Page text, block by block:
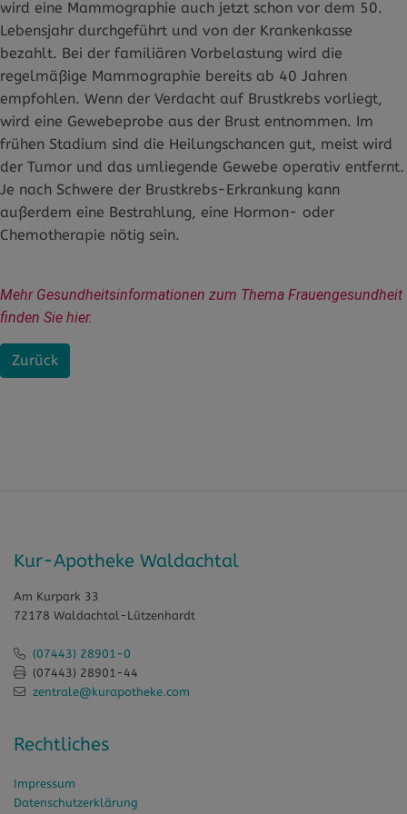
Zurück
wird eine Mammographie auch jetzt schon vor dem 50.
Lebensjahr durchgeführt und von der Krankenkasse
bezahlt. Bei der familiären Vorbelastung wird die
regelmäßige Mammographie bereits ab 40 Jahren
empfohlen. Wenn der Verdacht auf Brustkrebs vorliegt,
wird eine Gewebeprobe aus der Brust entnommen. Im
frühen Stadium sind die Heilungschancen gut, meist wird
der Tumor und das umliegende Gewebe operativ entfernt.
Je nach Schwere der Brustkrebs-Erkrankung kann
außerdem eine Bestrahlung, eine Hormon- oder
Chemotherapie nötig sein.
Mehr Gesundheitsinformationen zum Thema Frauengesundheit
finden Sie hier.
Kur-Apotheke Waldachtal
Am Kurpark 33
72178 Waldachtal-Lützenhardt
(07443) 28901-0
(07443) 28901-44
zentrale@kurapotheke.com
Rechtliches
Impressum
Datenschutzerklärung